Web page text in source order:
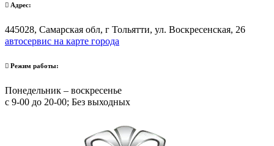
Адрес:
445028, Самарская обл, г Тольятти, ул. Воскресенская, 26
автосервис на карте города
Режим работы:
Понедельник – воскресенье
с 9-00 до 20-00; Без выходных